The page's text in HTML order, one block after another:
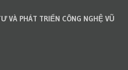
VÀ PHÁT TRIỂN CÔNG NGHỆ VŨ